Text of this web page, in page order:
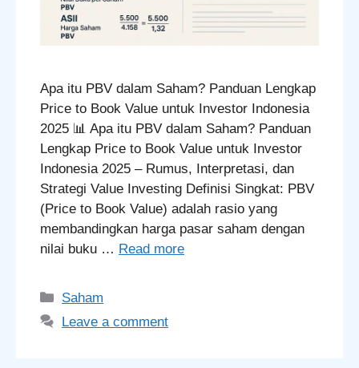
Apa itu PBV dalam Saham? Panduan Lengkap
Price to Book Value untuk Investor Indonesia
2025 📊 Apa itu PBV dalam Saham? Panduan
Lengkap Price to Book Value untuk Investor
Indonesia 2025 – Rumus, Interpretasi, dan
Strategi Value Investing Definisi Singkat: PBV
(Price to Book Value) adalah rasio yang
membandingkan harga pasar saham dengan
nilai buku … Read more
Categories
Saham
Leave a comment